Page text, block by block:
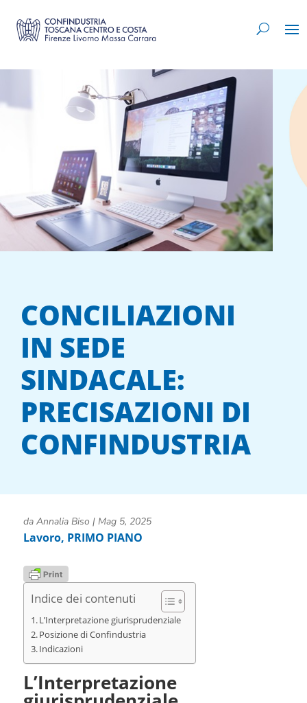
CONCILIAZIONI
IN SEDE
SINDACALE:
PRECISAZIONI DI
CONFINDUSTRIA
da Annalia Biso | Mag 5, 2025
Lavoro, PRIMO PIANO
Indice dei contenuti
L’Interpretazione giurisprudenziale
Posizione di Confindustria
Indicazioni
L’Interpretazione